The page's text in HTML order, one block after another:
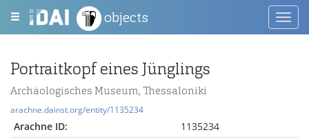
objects
Portraitkopf eines Jünglings
Archäologisches Museum, Thessaloniki
arachne.dainst.org/entity/1135234
Arachne ID:
1135234